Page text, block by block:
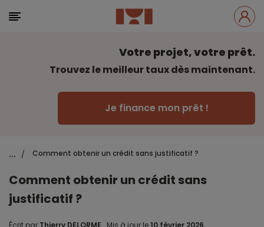
Votre projet, votre prêt.
Trouvez le meilleur taux dès maintenant.
Je finance mon prêt !
... / Comment obtenir un crédit sans justificatif ?
Comment obtenir un crédit sans
justificatif ?
Écrit par Thierry DELORME . Mis à jour le 10 février 2026 .